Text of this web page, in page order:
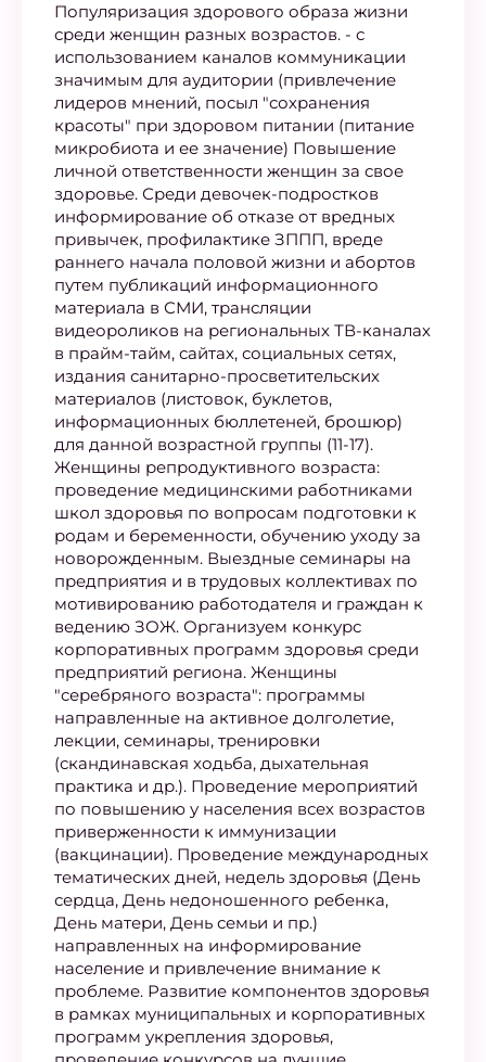
Популяризация здорового образа жизни
среди женщин разных возрастов. - с
использованием каналов коммуникации
значимым для аудитории (привлечение
лидеров мнений, посыл "сохранения
красоты" при здоровом питании (питание
микробиота и ее значение) Повышение
личной ответственности женщин за свое
здоровье. Среди девочек-подростков
информирование об отказе от вредных
привычек, профилактике ЗППП, вреде
раннего начала половой жизни и абортов
путем публикаций информационного
материала в СМИ, трансляции
видеороликов на региональных ТВ-каналах
в прайм-тайм, сайтах, социальных сетях,
издания санитарно-просветительских
материалов (листовок, буклетов,
информационных бюллетеней, брошюр)
для данной возрастной группы (11-17).
Женщины репродуктивного возраста:
проведение медицинскими работниками
школ здоровья по вопросам подготовки к
родам и беременности, обучению уходу за
новорожденным. Выездные семинары на
предприятия и в трудовых коллективах по
мотивированию работодателя и граждан к
ведению ЗОЖ. Организуем конкурс
корпоративных программ здоровья среди
предприятий региона. Женщины
"серебряного возраста": программы
направленные на активное долголетие,
лекции, семинары, тренировки
(скандинавская ходьба, дыхательная
практика и др.). Проведение мероприятий
по повышению у населения всех возрастов
приверженности к иммунизации
(вакцинации). Проведение международных
тематических дней, недель здоровья (День
сердца, День недоношенного ребенка,
День матери, День семьи и пр.)
направленных на информирование
население и привлечение внимание к
проблеме. Развитие компонентов здоровья
в рамках муниципальных и корпоративных
программ укрепления здоровья,